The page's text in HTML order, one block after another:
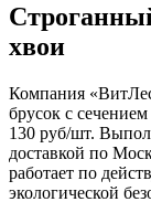
хвои
Компания
брусок с
130 руб/шт.
доставкой по
работает по
экологической